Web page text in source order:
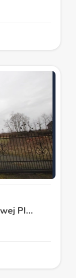
5pok, 115met, okolice Malinowej PIWNICA/OGRÓD/3 GARAŻE (Brochocin)